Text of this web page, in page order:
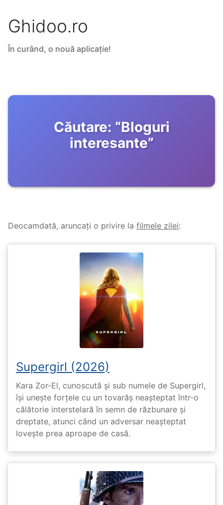
Ghidoo.ro
În curând, o nouă aplicație!
Căutare: “Bloguri
interesante”
Deocamdată, aruncați o privire la filmele zilei:
Supergirl (2026)
Kara Zor-El, cunoscută și sub numele de Supergirl,
își unește forțele cu un tovarăș neașteptat într-o
călătorie interstelară în semn de răzbunare și
dreptate, atunci când un adversar neașteptat
lovește prea aproape de casă.